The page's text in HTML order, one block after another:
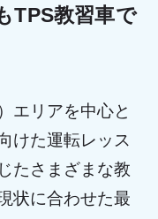
TPS教習車で
エリアを中心と
けた運転レッス
たさまざまな教
状に合わせた最